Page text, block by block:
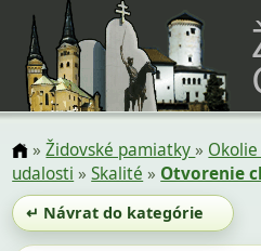
»Židovské pamiatky»
udalosti »Skalité » Otvorenie
↵ Návrat do kategórie